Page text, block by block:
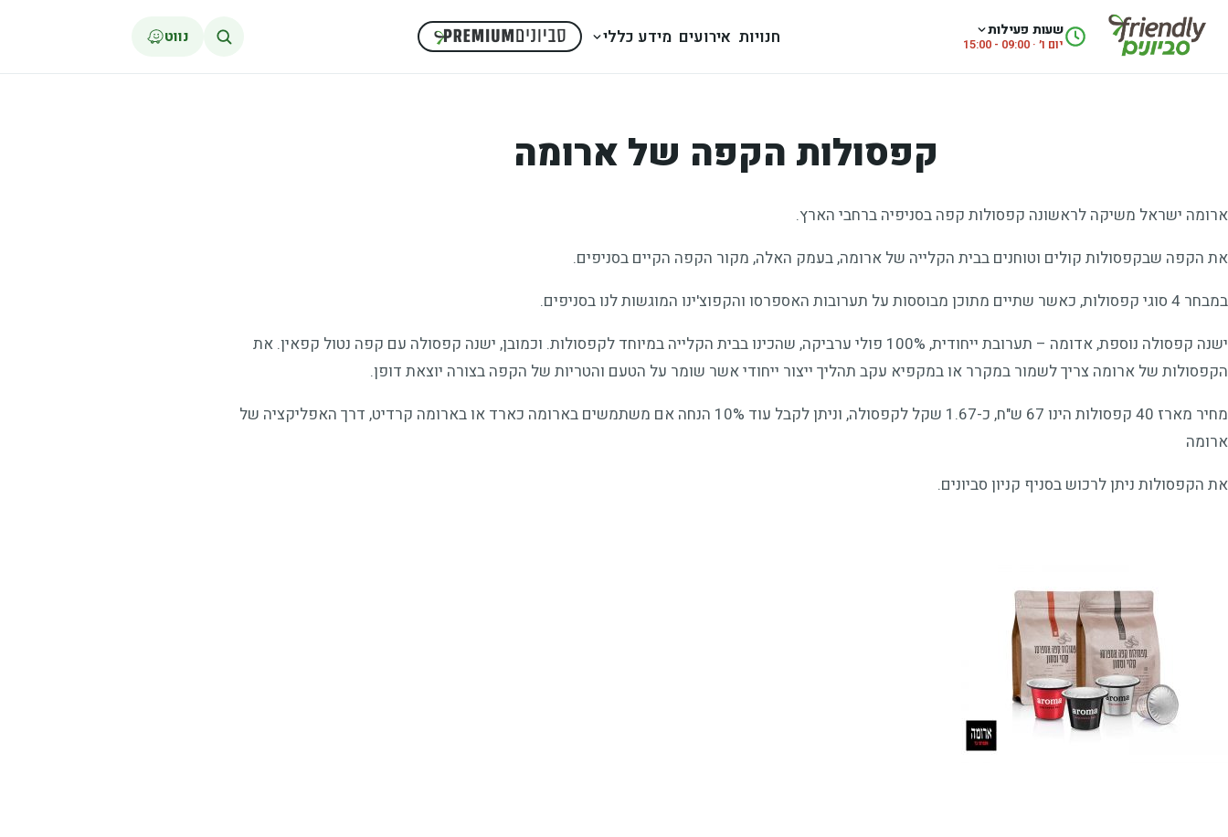
שעות פעילות
יום ו׳ · 09:00 - 15:00 חנויות אירועים מידע כללי נווט
קפסולות הקפה של ארומה
ארומה ישראל משיקה לראשונה קפסולות קפה בסניפיה ברחבי הארץ.
את הקפה שבקפסולות קולים וטוחנים בבית הקלייה של ארומה, בעמק האלה, מקור הקפה הקיים בסניפים.
במבחר 4 סוגי קפסולות, כאשר שתיים מתוכן מבוססות על תערובות האספרסו והקפוצ'ינו המוגשות לנו בסניפים.
ישנה קפסולה נוספת, אדומה – תערובת ייחודית, 100% פולי ערביקה, שהכינו בבית הקלייה במיוחד לקפסולות. וכמובן, ישנה קפסולה עם קפה נטול קפאין. את
הקפסולות של ארומה צריך לשמור במקרר או במקפיא עקב תהליך ייצור ייחודי אשר שומר על הטעם והטריות של הקפה בצורה יוצאת דופן.
מחיר מארז 40 קפסולות הינו 67 ש"ח, כ-1.67 שקל לקפסולה, וניתן לקבל עוד 10% הנחה אם משתמשים בארומה כארד או בארומה קרדיט, דרך האפליקציה של
ארומה
את הקפסולות ניתן לרכוש בסניף קניון סביונים.